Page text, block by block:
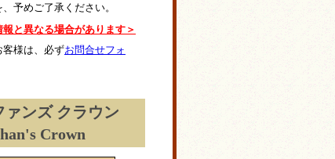
予めご了承ください。
と異なる場合があります＞
様は、必ずお問合せフォ
ァンズ クラウン
Crown